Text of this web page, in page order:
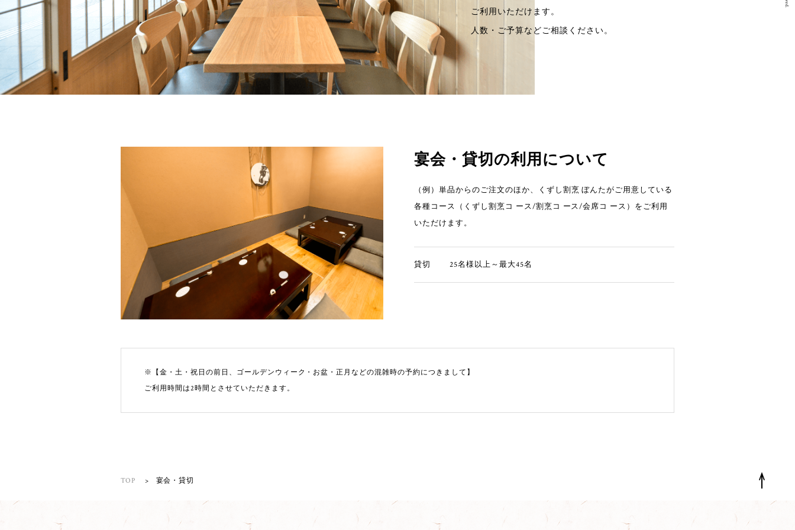
ご利用いただけます。
人数・ご予算などご相談ください。
宴会・貸切の利用について
（例）単品からのご注文のほか、くずし割烹 ぼんたがご用意している
各種コース（くずし割烹コ ース/割烹コ ース/会席コ ース）をご利用
いただけます。
貸切 25名様以上～最大45名
【金・土・祝日の前日、ゴールデンウィーク・お盆・正月などの混雑時の予約につきまして】
ご利用時間は2時間とさせていただきます。
TOP 宴会・貸切